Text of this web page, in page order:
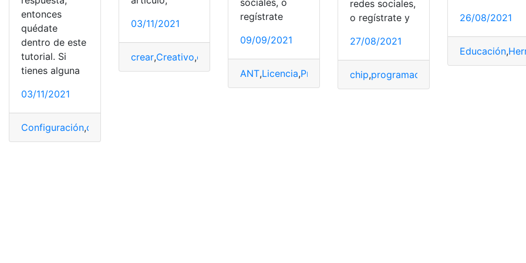
entonces
quédate
dentro de este
tutorial. Si
tienes alguna
03/11/2021
Configuración,configurar
03/11/2021
crear,Creativo,educación cultural y artística imagen,Materiales,organizadores gráficos,
sociales, o
regístrate
09/09/2021
ANT,Licencia,Preguntas Simulador,Tutoriales
redes sociales,
o regístrate y
27/08/2021
chip,programación
26/08/2021
Educación,